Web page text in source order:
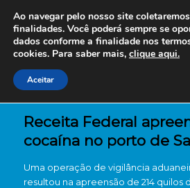
Receita Federal
cocaína no porto de
Uma operação de vigilância
resultou na apreensão de 214 quilos
Ao navegar pelo nosso site
finalidades. Você poderá sempre se
dados conforme a finalidade nos
cookies. Para saber mais, clique aqui.
Aceitar